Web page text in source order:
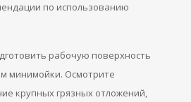
по использованию
рабочую поверхность
минимойки. Осмотрите
крупных грязных отложений,